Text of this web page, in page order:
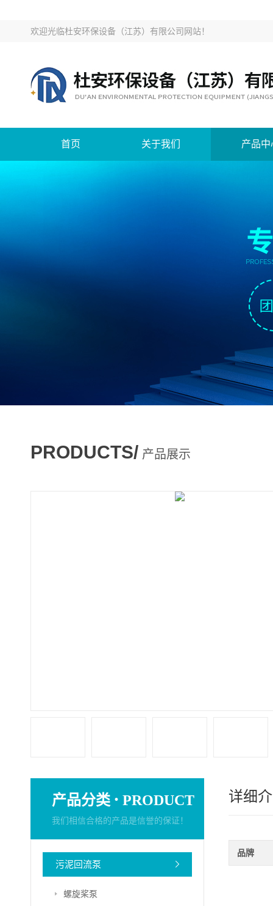
欢迎光临杜安环保设备（江苏）有限公司网站！
首页 关于我们 产品中
PRODUCTS/ 产品展示
产品分类 · PRODUCT
我们相信合格的产品是信誉的保证！
污泥回流泵
螺旋桨泵
详细
品牌